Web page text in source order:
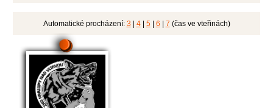
Automatické procházení: 3 | 4| 5| 6 | 7 (čas ve vteřinách)